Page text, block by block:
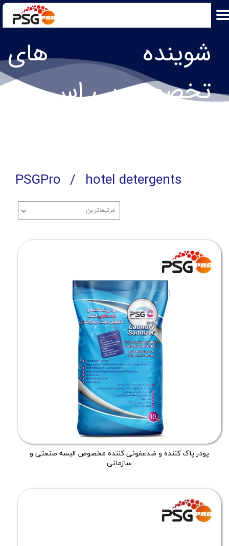
PSGPro hotel detergents
مرتبط‌ترین
پودر پاک کننده و ضدعفونی کننده مخصوص البسه صنعتی و
سازمانی
شوینده های
تخصصی پی اس جی